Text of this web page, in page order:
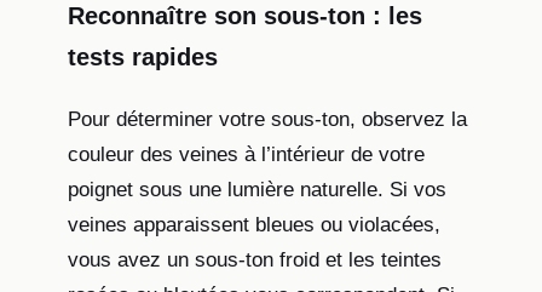
Reconnaître son sous-ton : les
tests rapides
Pour déterminer votre sous-ton, observez la
couleur des veines à l’intérieur de votre
poignet sous une lumière naturelle. Si vos
veines apparaissent bleues ou violacées,
vous avez un sous-ton froid et les teintes